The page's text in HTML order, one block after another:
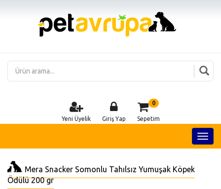
Yeni Üyelik Giriş Yap
0
Sepetim
Mera Snacker Somonlu Tahılsız Yumuşak Köpek
Ödülü 200 gr